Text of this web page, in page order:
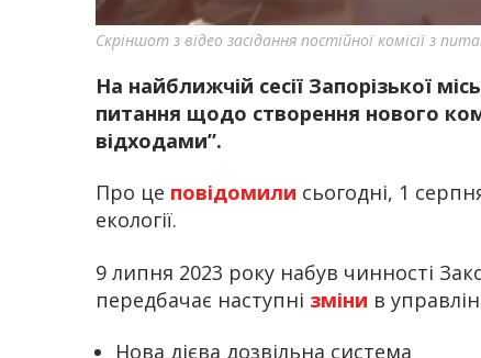
Скріншот з відео засідання постійної комісії з
На найближчій сесії Запорізької
питання щодо створення нового
відходами”.
Про це повідомили сьогодні, 1
екології.
9 липня 2023 року набув чинності
передбачає наступні зміни в
Нова дієва дозвільна система